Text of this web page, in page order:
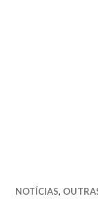
NOTÍCIAS,